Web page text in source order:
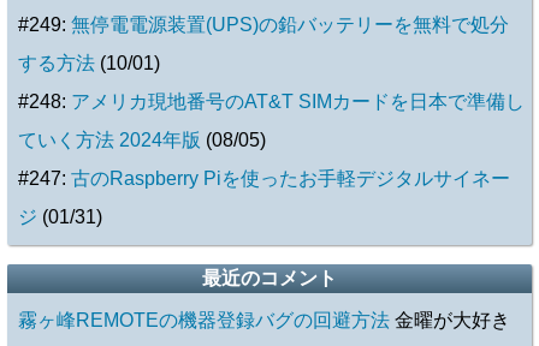
#249: 無停電電源装置(UPS)の鉛バッテリーを無料で処分
する方法(10/01)
#248: アメリカ現地番号のAT&T SIMカードを日本で準備し
ていく方法 2024年版 (08/05)
#247: 古のRaspberry Piを使ったお手軽デジタルサイネー
ジ (01/31)
最近のコメント
霧ヶ峰REMOTEの機器登録バグの回避方法 金曜が大好き